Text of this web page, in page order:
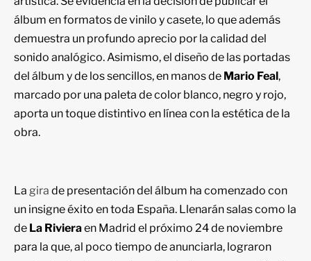
álbum en formatos de vinilo y casete, lo que además
demuestra un profundo aprecio por la calidad del
sonido analógico. Asimismo, el diseño de las portadas
del álbum y de los sencillos, en manos de Mario Feal,
marcado por una paleta de color blanco, negro y rojo,
aporta un toque distintivo en línea con la estética de la
obra.
La gira de presentación del álbum ha comenzado con
un insigne éxito en toda España. Llenarán salas como la
de La Rivieraen Madrid el próximo 24 de noviembre
para la que, al poco tiempo de anunciarla, lograron